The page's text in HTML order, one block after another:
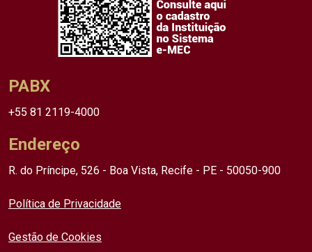
PABX
+55 81 2119-4000
Endereço
R. do Príncipe, 526 - Boa Vista, Recife - PE - 50050-900
Política de Privacidade
Gestão de Cookies